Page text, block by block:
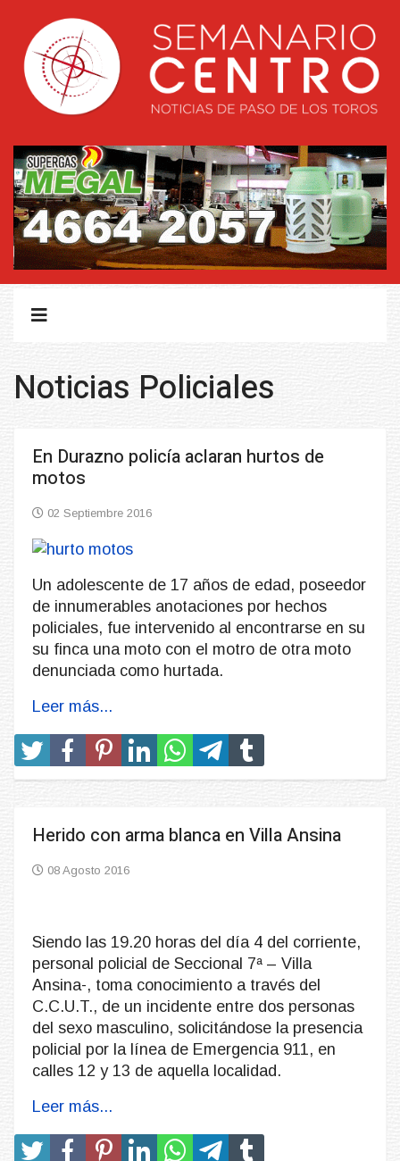
Noticias Policiales
En Durazno policía aclaran hurtos de
motos
02 Septiembre 2016
Un adolescente de 17 años de edad, poseedor
de innumerables anotaciones por hechos
policiales, fue intervenido al encontrarse en su
su finca una moto con el motro de otra moto
denunciada como hurtada.
Leer más...
Herido con arma blanca en Villa Ansina
08 Agosto 2016
Siendo las 19.20 horas del día 4 del corriente,
personal policial de Seccional 7ª – Villa
Ansina-, toma conocimiento a través del
C.C.U.T., de un incidente entre dos personas
del sexo masculino, solicitándose la presencia
policial por la línea de Emergencia 911, en
calles 12 y 13 de aquella localidad.
Leer más...